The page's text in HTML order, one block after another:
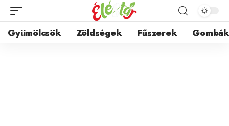
Gyümölcsök Zöldségek Fűszerek Gombák